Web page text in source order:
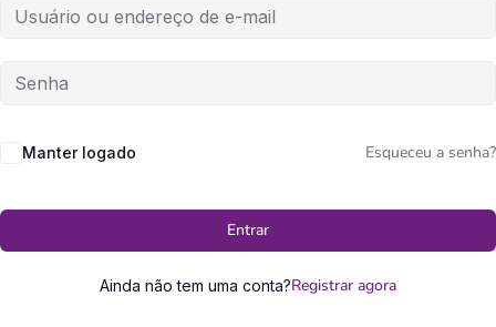
Manter logado Esqueceu a senha?
Entrar
Ainda não tem uma conta?Registrar agora